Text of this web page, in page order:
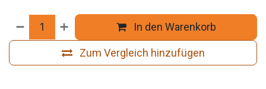
In den Warenkorb
Zum Vergleich hinzufügen